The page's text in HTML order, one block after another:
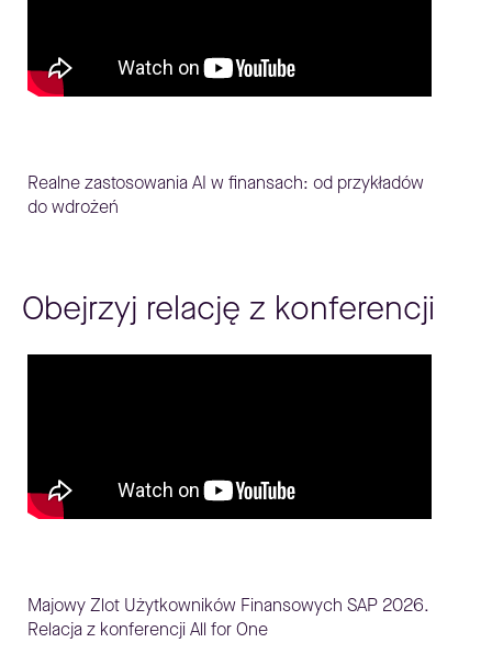
Realne zastosowania AI w finansach: od przykładów
do wdrożeń
Obejrzyj relację z konferencji
Majowy Zlot Użytkowników Finansowych SAP 2026.
Relacja z konferencji All for One